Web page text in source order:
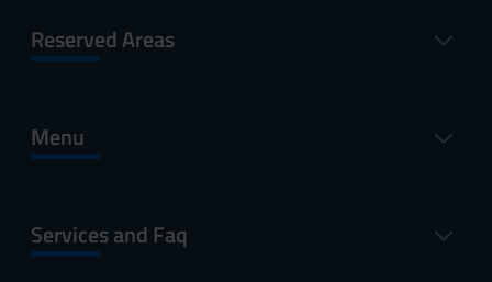
Reserved Areas
Menu
Services and Faq